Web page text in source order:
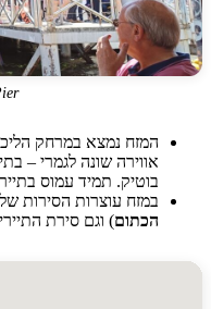
Pier
המזח נמצא במרחק הליכה
אווירה שונה לגמרי – בתי
בוטיק. תמיד עמוס בתיירים,
במזח עוצרות הסירות של ה-Chao Phraya Express Boat (
הכתום) וגם סירת התיירים